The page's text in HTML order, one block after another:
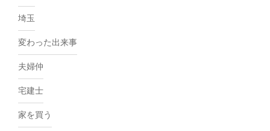
埼玉
変わった出来事
夫婦仲
宅建士
家を買う